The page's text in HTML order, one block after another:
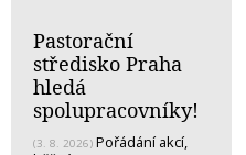
Pastorační
středisko Praha
hledá
spolupracovníky!
(3. 8. 2026) Pořádání akcí,